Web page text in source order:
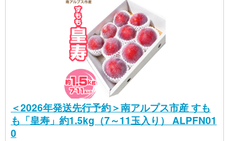
＜2026年発送先行予約＞南アルプス市産 すも
も「皇寿」約1.5kg（7～11玉入り） ALPFN01
0